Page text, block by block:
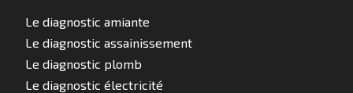
Le diagnostic amiante
Le diagnostic assainissement
Le diagnostic plomb
Le diagnostic électricité